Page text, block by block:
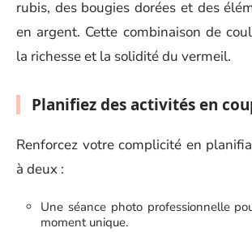
rubis, des bougies dorées et des
en argent. Cette combinaison de
la richesse et la solidité du vermeil.
Planifiez des activités en
Renforcez votre complicité en
à deux :
Une séance photo professionnelle
moment unique.